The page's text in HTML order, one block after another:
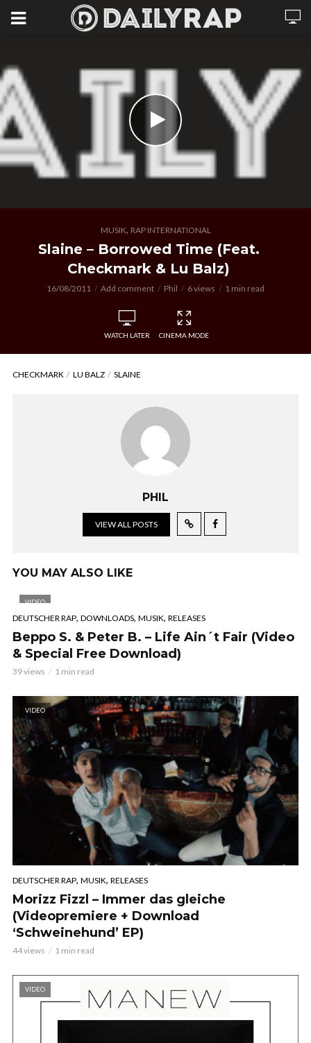
MUSIK, RAP INTERNATIONAL
Slaine – Borrowed Time (Feat.
Checkmark & Lu Balz)
16/08/2011 Add comment Phil 6 views 1 min read
WATCH LATER CINEMA MODE
CHECKMARK LU BALZ SLAINE
PHIL
VIEW ALL POSTS
YOU MAY ALSO LIKE
VIDEO
DEUTSCHER RAP, DOWNLOADS, MUSIK, RELEASES
Beppo S. & Peter B. – Life Ain´t Fair (Video
& Special Free Download)
39 views 1 min read
VIDEO
DEUTSCHER RAP, MUSIK, RELEASES
Morizz Fizzl – Immer das gleiche
(Videopremiere + Download
‘Schweinehund’ EP)
44 views 1 min read
VIDEO